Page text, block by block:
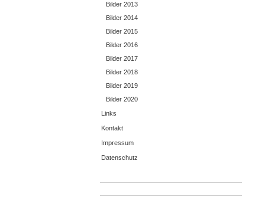
Bilder 2013
Bilder 2014
Bilder 2015
Bilder 2016
Bilder 2017
Bilder 2018
Bilder 2019
Bilder 2020
Links
Kontakt
Impressum
Datenschutz